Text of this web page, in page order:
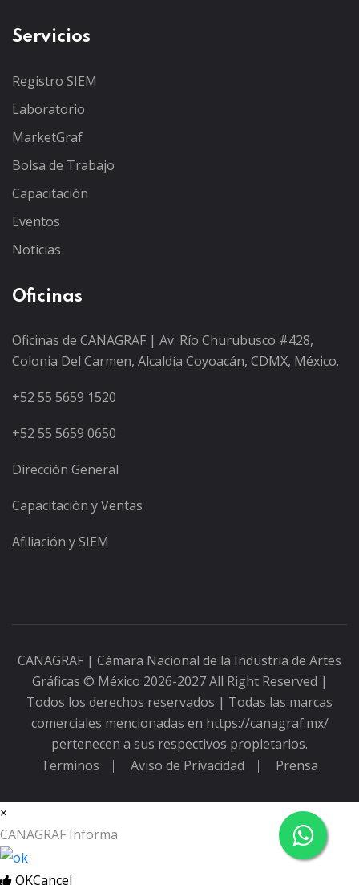
Servicios
Registro SIEM
Laboratorio
MarketGraf
Bolsa de Trabajo
Capacitación
Eventos
Noticias
Oficinas
Oficinas de CANAGRAF | Av. Río Churubusco #428,
Colonia Del Carmen, Alcaldía Coyoacán, CDMX, México.
+52 55 5659 1520
+52 55 5659 0650
Dirección General
Capacitación y Ventas
Afiliación y SIEM
CANAGRAF | Cámara Nacional de la Industria de Artes
Gráficas © México 2026-2027 All Right Reserved |
Todos los derechos reservados | Todas las marcas
comerciales mencionadas en https://canagraf.mx/
pertenecen a sus respectivos propietarios.
Terminos
Aviso de Privacidad Prensa
×
CANAGRAF Informa
OKCancel